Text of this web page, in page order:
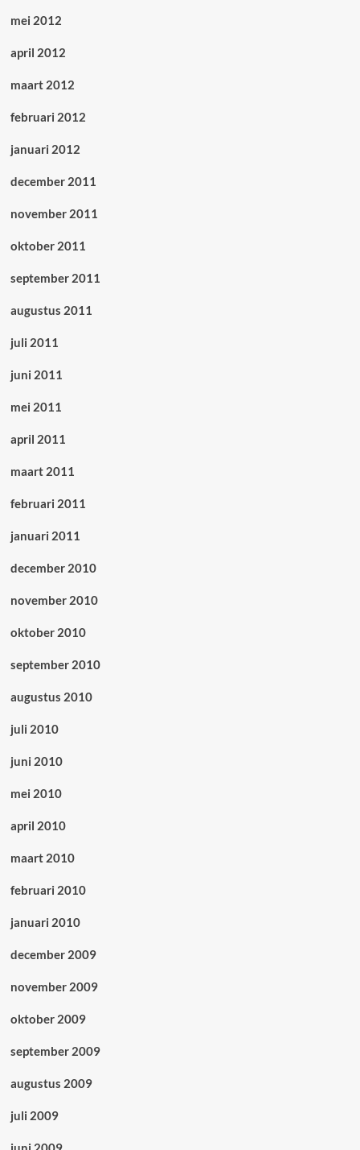
mei 2012
april 2012
maart 2012
februari 2012
januari 2012
december 2011
november 2011
oktober 2011
september 2011
augustus 2011
juli 2011
juni 2011
mei 2011
april 2011
maart 2011
februari 2011
januari 2011
december 2010
november 2010
oktober 2010
september 2010
augustus 2010
juli 2010
juni 2010
mei 2010
april 2010
maart 2010
februari 2010
januari 2010
december 2009
november 2009
oktober 2009
september 2009
augustus 2009
juli 2009